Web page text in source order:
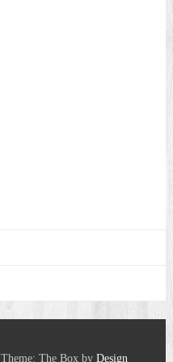
Theme: The Box byDesign